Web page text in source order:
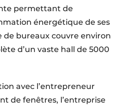
et égouttage
permettant de
énergétique de ses
de bureaux couvre environ
d’un vaste hall de 5000
avec l’entrepreneur
de fenêtres, l’entreprise